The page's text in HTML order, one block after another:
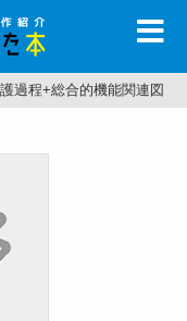
過程+総合的機能関連図